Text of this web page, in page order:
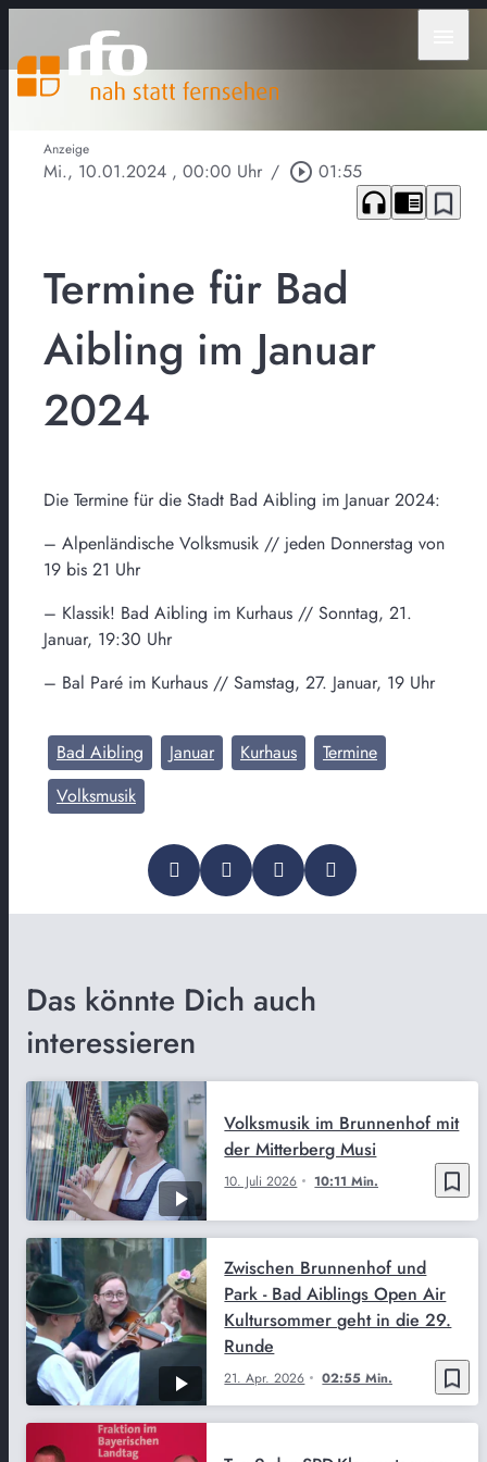
Anzeige
Mi., 10.01.2024 , 00:00 Uhr / play_circle_outline 01:55
headphones chrome_reader_mode bookmark_border
Termine für Bad
Aibling im Januar
2024
Die Termine für die Stadt Bad Aibling im Januar 2024:
– Alpenländische Volksmusik // jeden Donnerstag von
19 bis 21 Uhr
– Klassik! Bad Aibling im Kurhaus // Sonntag, 21.
Januar, 19:30 Uhr
– Bal Paré im Kurhaus // Samstag, 27. Januar, 19 Uhr
Bad Aibling Januar Kurhaus
Termine
Volksmusik
Das könnte Dich auch
interessieren
bookmark_border
10. Juli 2026 10:11 Min.
Volksmusik im Brunnenhof mit
der Mitterberg Musi
bookmark_border
21. Apr. 2026 02:55 Min.
Zwischen Brunnenhof und
Park - Bad Aiblings Open Air
Kultursommer geht in die 29.
Runde